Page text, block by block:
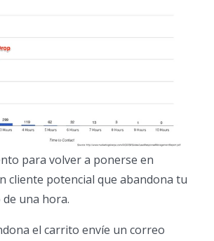
para volver a ponerse en
cliente potencial que abandona tu
una hora.
el carrito envíe un correo